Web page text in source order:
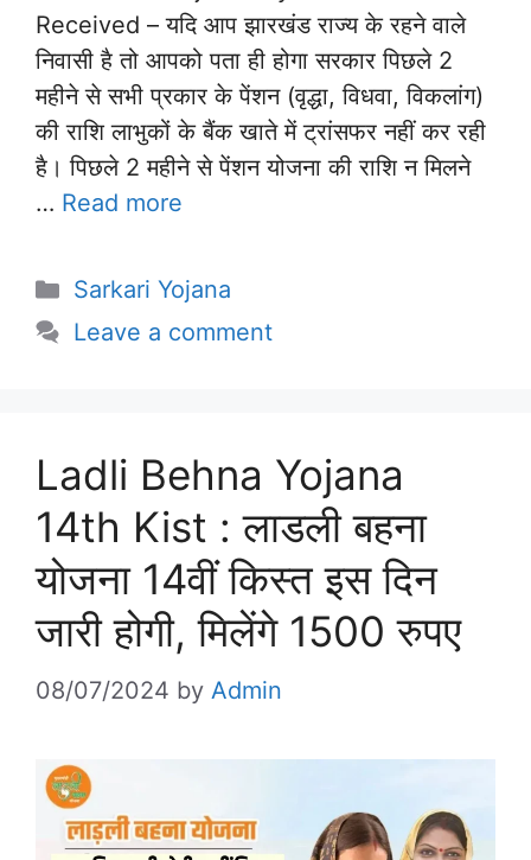
Received – यदि आप झारखंड राज्य के रहने वाले
निवासी है तो आपको पता ही होगा सरकार पिछले 2
महीने से सभी प्रकार के पेंशन (वृद्धा, विधवा, विकलांग)
की राशि लाभुकों के बैंक खाते में ट्रांसफर नहीं कर रही
है। पिछले 2 महीने से पेंशन योजना की राशि न मिलने
… Read more
Categories
Sarkari Yojana
Leave a comment
Ladli Behna Yojana
14th Kist : लाडली बहना
योजना 14वीं किस्त इस दिन
जारी होगी, मिलेंगे 1500 रुपए
08/07/2024 by Admin